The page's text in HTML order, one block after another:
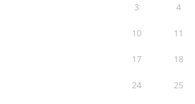
3 4
10 11
17 18
24 25